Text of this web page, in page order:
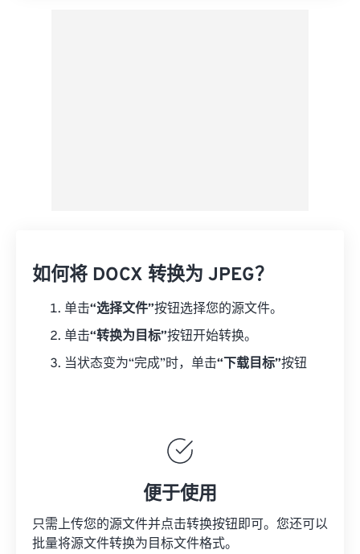
如何将 DOCX 转换为 JPEG？
单击“选择文件”按钮选择您的源文件。
单击“转换为目标”按钮开始转换。
当状态变为“完成”时，单击“下载目标”按钮
便于使用
只需上传您的源文件并点击转换按钮即可。您还可以
批量将源文件转换为目标文件格式。